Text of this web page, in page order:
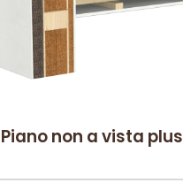
Piano non a vista plus